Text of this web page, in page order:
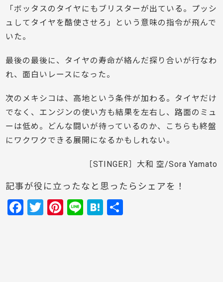
「ボッタスのタイヤにもブリスターが出ている。プッシ
ュしてタイヤを酷使させろ」という意味の指令が飛んで
いた。
最後の最後に、タイヤの寿命が絡んだ探り合いが行なわ
れ、面白いレースになった。
次のメキシコは、高地という条件が加わる。タイヤだけ
でなく、エンジンの使い方も結果を左右し、路面のミュ
ーは低め。どんな闘いが待っているのか、こちらも終盤
にワクワクできる展開になるかもしれない。
［STINGER］大和 空/Sora Yamato
記事が役に立ったなと思ったらシェアを！
F
T
Pi Li H